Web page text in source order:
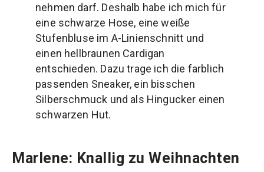
nehmen darf. Deshalb habe ich mich für
eine schwarze Hose, eine weiße
Stufenbluse im A-Linienschnitt und
einen hellbraunen Cardigan
entschieden. Dazu trage ich die farblich
passenden Sneaker, ein bisschen
Silberschmuck und als Hingucker einen
schwarzen Hut.
Marlene: Knallig zu Weihnachten